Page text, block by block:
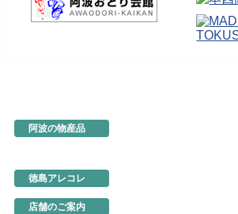
阿波の物産品
徳島アレコレ
店舗のご案内